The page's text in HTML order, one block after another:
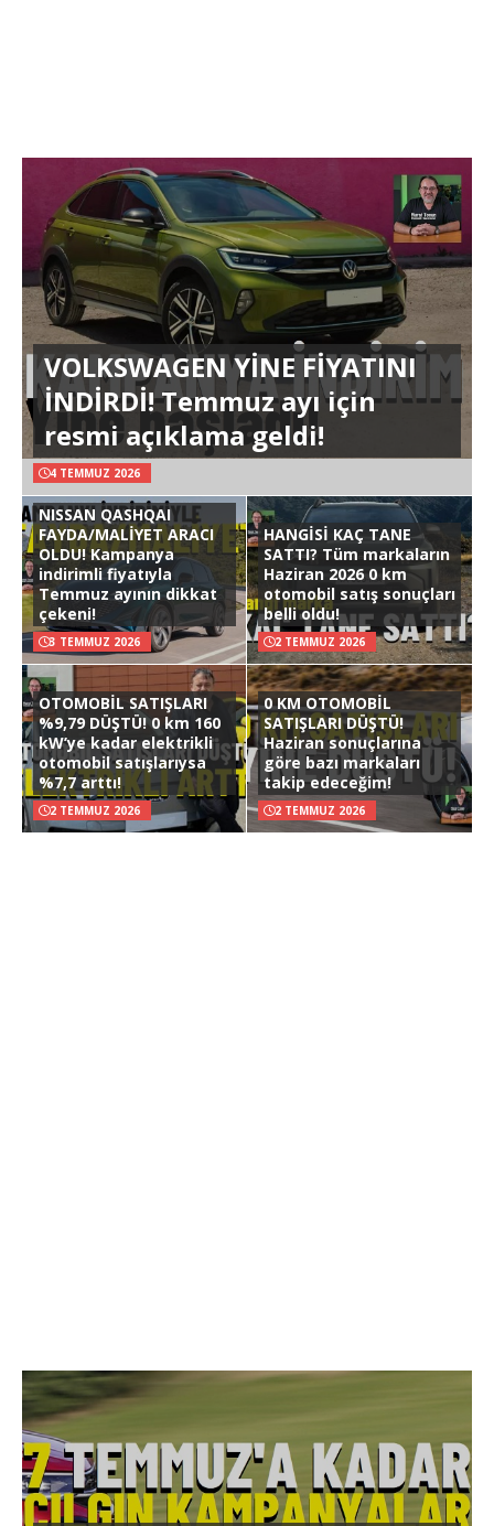
VOLKSWAGEN YİNE FİYATINI
İNDİRDİ! Temmuz ayı için
resmi açıklama geldi!
4 TEMMUZ 2026
NISSAN QASHQAI
FAYDA/MALİYET ARACI
OLDU! Kampanya
indirimli fiyatıyla
Temmuz ayının dikkat
çekeni!
3 TEMMUZ 2026
HANGİSİ KAÇ TANE
SATTI? Tüm markaların
Haziran 2026 0 km
otomobil satış sonuçları
belli oldu!
2 TEMMUZ 2026
OTOMOBİL SATIŞLARI
%9,79 DÜŞTÜ! 0 km 160
kW’ye kadar elektrikli
otomobil satışlarıysa
%7,7 arttı!
2 TEMMUZ 2026
0 KM OTOMOBİL
SATIŞLARI DÜŞTÜ!
Haziran sonuçlarına
göre bazı markaları
takip edeceğim!
2 TEMMUZ 2026